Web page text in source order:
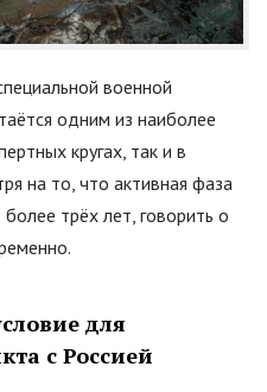
военной
одним из наиболее
кругах, так и в
на то, что активная фаза
трёх лет, говорить о
для
с Россией